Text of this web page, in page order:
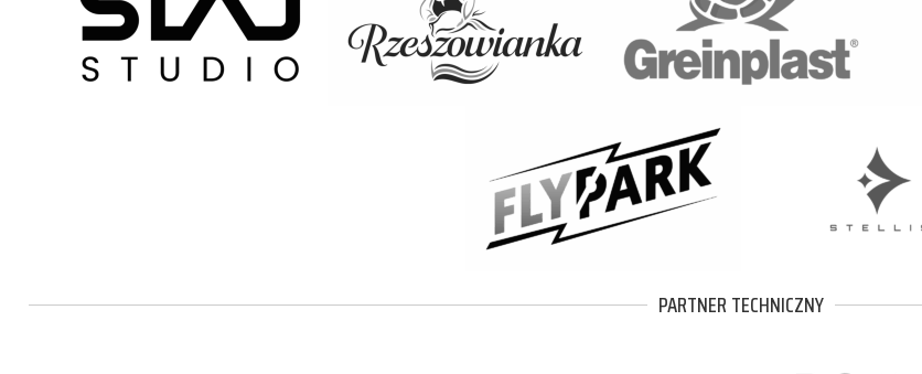
PARTNER TECHNICZNY